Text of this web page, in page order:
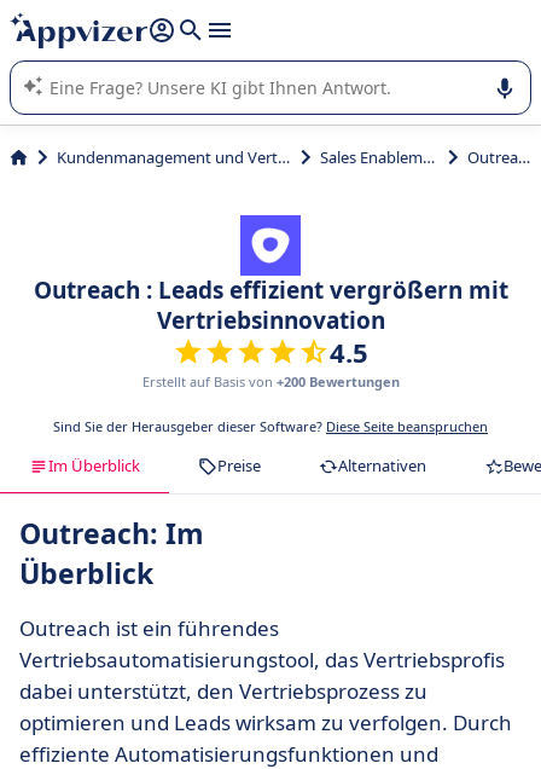
beantworten (mehrere Zeilen mit
Die KI von Appvizer führt Sie bei der Nutzung oder Auswahl
von SaaS-Software in Unternehmen.
Kundenmanagement und Vertrieb Sales Enablement Outreach
Outreach : Leads effizient vergrößern mit
Vertriebsinnovation
4.5
Erstellt auf Basis von +200 Bewertungen
Sind Sie der Herausgeber dieser Software? Diese Seite beanspruchen
Im Überblick Preise Alternativen
Outreach: Im
Überblick
Outreach ist ein führendes
Vertriebsautomatisierungstool, das Vertriebsprofis
dabei unterstützt, den Vertriebsprozess zu
optimieren und Leads wirksam zu verfolgen. Durch
effiziente Automatisierungsfunktionen und